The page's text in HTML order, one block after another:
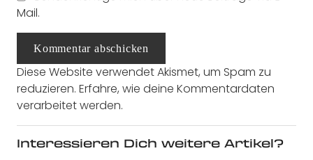
Mail.
Kommentar abschicken
Diese Website verwendet Akismet, um Spam zu
reduzieren. Erfahre, wie deine Kommentardaten
verarbeitet werden.
Interessieren Dich weitere Artikel?